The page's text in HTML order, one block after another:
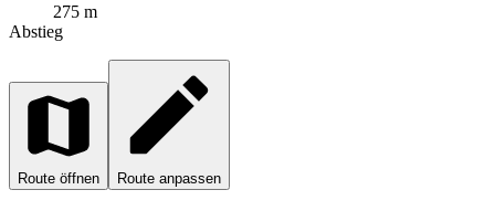
275 m
Abstieg
Route öffnen Route anpassen